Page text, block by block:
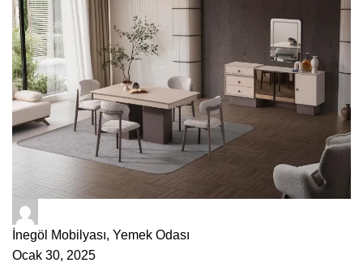
İnegöl Mobilyası, Yemek Odası
Ocak 30, 2025